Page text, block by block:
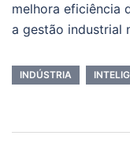
melhora eficiência
a gestão industrial
INDÚSTRIA